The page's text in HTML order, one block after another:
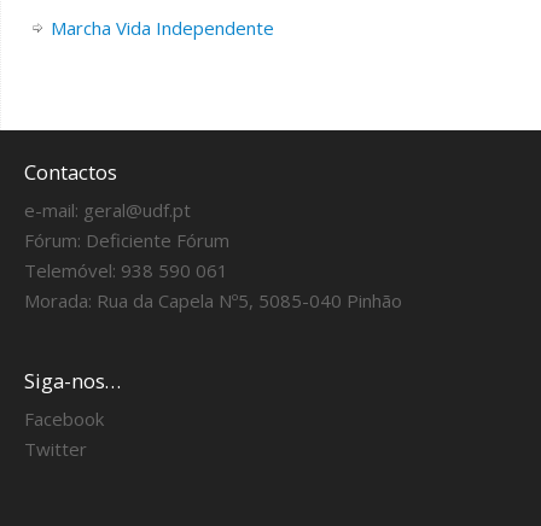
Marcha Vida Independente
Contactos
e-mail: geral@udf.pt
Fórum: Deficiente Fórum
Telemóvel: 938 590 061
Morada: Rua da Capela Nº5, 5085-040 Pinhão
Siga-nos…
Facebook
Twitter